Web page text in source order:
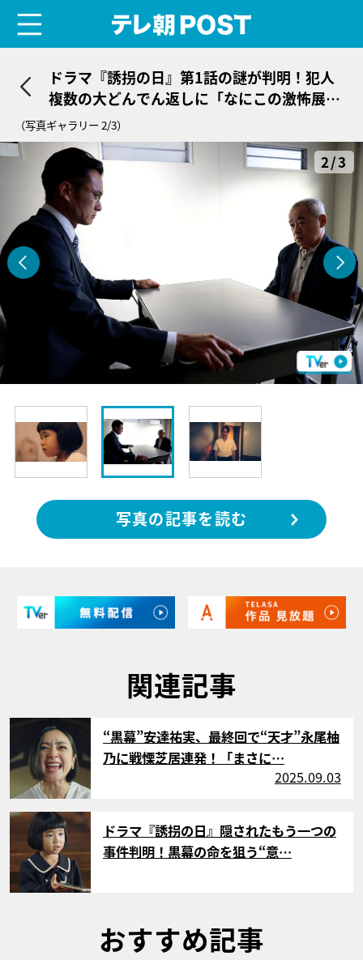
ドラマ『誘拐の日』第1話の謎が判明！犯人
複数の大どんでん返しに「なにこの激怖展
開!?」
（写真ギャラリー 2/3）
2/3
写真の記事を読む
関連記事
サムネイル
“黒幕”安達祐実、最終回で“天才”永尾柚
乃に戦慄芝居連発！「まさに…
2025.09.03
サムネイル
ドラマ『誘拐の日』隠されたもう一つの
事件判明！黒幕の命を狙う“意…
おすすめ記事